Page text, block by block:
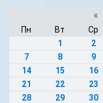
«
Пн Вт Ср
1
2
7
8 9
14
15 16
21
22 23
28
29 30